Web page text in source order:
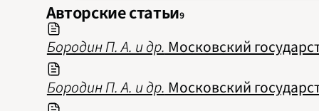
Авторские статьи9
Бородин П. А. и др. Московский
Бородин П. А. и др. Московский